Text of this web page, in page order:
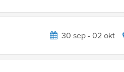
30 sep - 02 okt